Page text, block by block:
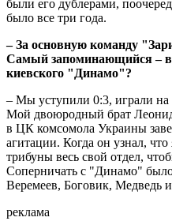
были его дублерами,
было все три года.
– За основную команду
Самый запоминающийся –
киевского "Динамо"?
– Мы уступили 0:3, играли на
Мой двоюродный брат
в ЦК комсомола Украины
агитации. Когда он узнал,
трибуны весь свой отдел,
Соперничать с "Динамо"
Веремеев, Боговик, Медведь
реклама